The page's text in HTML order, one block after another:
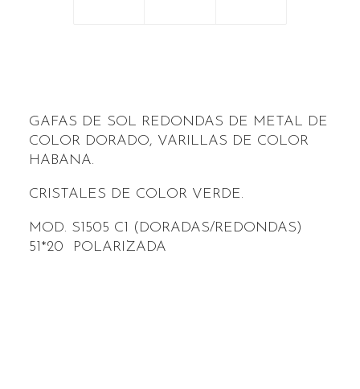
GAFAS DE SOL REDONDAS DE METAL DE
COLOR DORADO, VARILLAS DE COLOR
HABANA.
CRISTALES DE COLOR VERDE.
MOD. S1505 C1 (DORADAS/REDONDAS)
51*20 POLARIZADA